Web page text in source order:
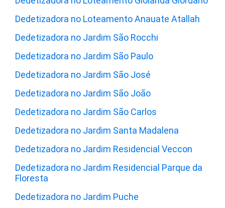
Dedetizadora no Loteamento Anauate Atallah
Dedetizadora no Jardim São Rocchi
Dedetizadora no Jardim São Paulo
Dedetizadora no Jardim São José
Dedetizadora no Jardim São João
Dedetizadora no Jardim São Carlos
Dedetizadora no Jardim Santa Madalena
Dedetizadora no Jardim Residencial Veccon
Dedetizadora no Jardim Residencial Parque da
Floresta
Dedetizadora no Jardim Puche